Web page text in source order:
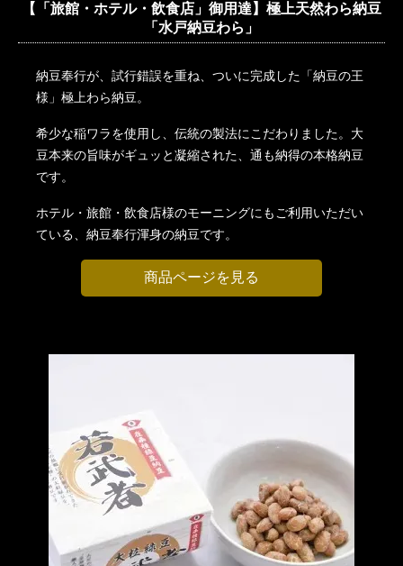
【「旅館・ホテル・飲食店」御用達】極上天然わら納豆
「水戸納豆わら」
納豆奉行が、試行錯誤を重ね、ついに完成した「納豆の王
様」極上わら納豆。
希少な稲ワラを使用し、伝統の製法にこだわりました。大
豆本来の旨味がギュッと凝縮された、通も納得の本格納豆
です。
ホテル・旅館・飲食店様のモーニングにもご利用いただい
ている、納豆奉行渾身の納豆です。
商品ページを見る